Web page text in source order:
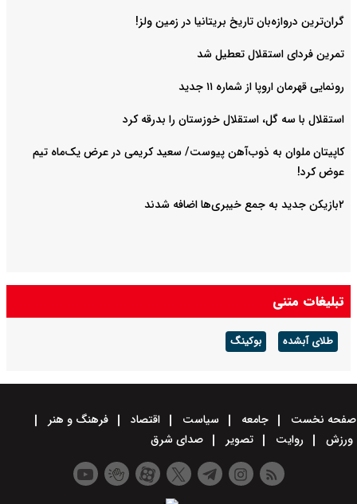
گران‌ترین دروازه‌بان تاریخ بریتانیا در زمین ولز!
تمرین فردای استقلال تعطیل شد
رونمایی قهرمان اروپا از شماره ۱۱ جدید
استقلال با سه گل، استقلال خوزستان را بدرقه کرد
کاپیتان ملوان به ذوب‌آهن پیوست/ سعید کریمی در عرض یک‌ماه تیم
عوض کرد!
۲بازیکن جدید به جمع خیبری‌ها اضافه شدند
تبلیغات متنی
طلای آبشده بوکینگ
صفحه نخست جامعه سیاست اقتصاد
فرهنگ و هنر
ورزش
روایت تصویر صدای شرق